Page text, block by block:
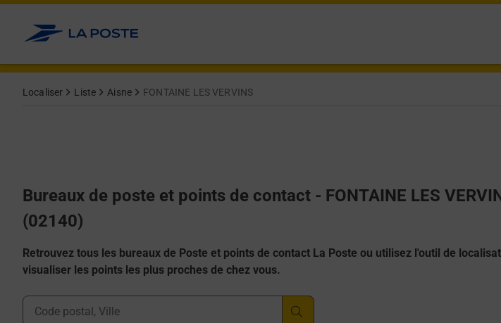
Allez au contenu
Localiser Liste Aisne FONTAINE LES VERVINS
Bureaux de poste et points de contact - FONTAINE LES
(02140)
Retrouvez tous les bureaux de Poste et points de contact La Poste ou utilisez l'outil de
visualiser les points les plus proches de chez vous.
Ville, Département, Code Postal
Afficher ou masquer la réponse
Afficher ou masquer la réponse
Afficher ou masquer la réponse
Afficher ou masquer la réponse
Afficher ou masquer la réponse